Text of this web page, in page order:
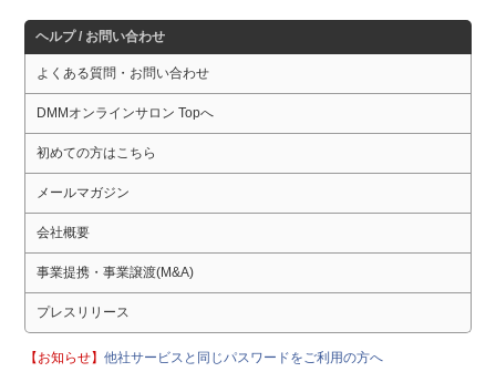
ヘルプ / お問い合わせ
よくある質問・お問い合わせ
DMMオンラインサロン Topへ
初めての方はこちら
メールマガジン
会社概要
事業提携・事業譲渡(M&A)
プレスリリース
【お知らせ】他社サービスと同じパスワードをご利用の方へ